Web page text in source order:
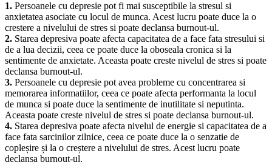
1. Persoanele cu depresie pot fi mai susceptibile la stresul si
anxietatea asociate cu locul de munca. Acest lucru poate duce la o
crestere a nivelului de stres si poate declansa burnout-ul.
2. Starea depresiva poate afecta capacitatea de a face fata stresului si
de a lua decizii, ceea ce poate duce la oboseala cronica si la
sentimente de anxietate. Aceasta poate creste nivelul de stres si poate
declansa burnout-ul.
3. Persoanele cu depresie pot avea probleme cu concentrarea si
memorarea informatiilor, ceea ce poate afecta performanta la locul
de munca si poate duce la sentimente de inutilitate si neputinta.
Aceasta poate creste nivelul de stres si poate declansa burnout-ul.
4. Starea depresiva poate afecta nivelul de energie si capacitatea de a
face fata sarcinilor zilnice, ceea ce poate duce la o senzatie de
copleșire și la o creștere a nivelului de stres. Acest lucru poate
declansa burnout-ul.